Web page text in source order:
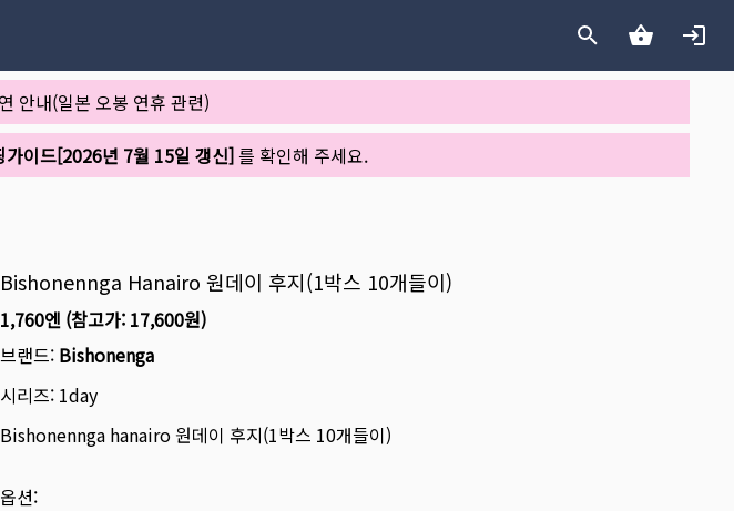
안내(일본 오봉 연휴 관련)
가이드[2026년 7월 15일 갱신]를 확인해 주세요.
Bishonennga Hanairo 원데이 후지(1박스 10개들이)
1,760엔 (참고가: 17,600원)
브랜드: Bishonenga
시리즈: 1day
Bishonennga hanairo 원데이 후지(1박스 10개들이)
옵션: